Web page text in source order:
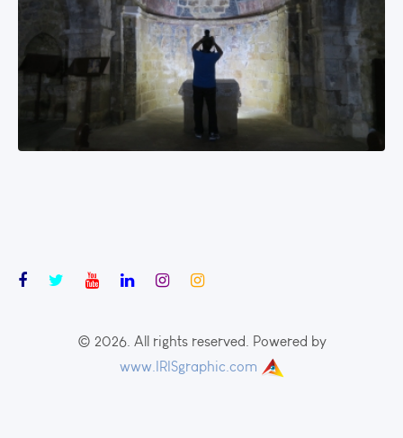
© 2026. All rights reserved. Powered by
www.IRISgraphic.com